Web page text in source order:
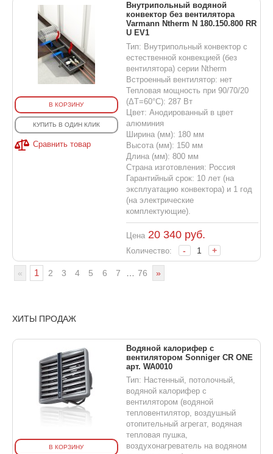
В КОРЗИНУ
КУПИТЬ В ОДИН КЛИК
Сравнить товар
Внутрипольный водяной
конвектор без вентилятора
Varmann Ntherm N 180.150.800 RR
U EV1
Тип: Внутрипольный конвектор с
естественной конвекцией (без
вентилятора) серии Ntherm
Встроенный вентилятор: нет
Тепловая мощность при 90/70/20
(ΔT=60°C): 287 Вт
Цвет: Анодированный в цвет
алюминия
Ширина (мм): 180 мм
Высота (мм): 150 мм
Длина (мм): 800 мм
Страна изготовления: Россия
Гарантийный срок: 10 лет (на
эксплуатацию конвектора) и 1 год
(на электрические
комплектующие).
Цена 20 340руб.
Количество: - +
« 1 2 3 4 5 6 7 … 76 »
ХИТЫ ПРОДАЖ
В КОРЗИНУ
Водяной калорифер с
вентилятором Sonniger CR ONE
арт. WA0010
Тип: Настенный, потолочный,
водяной калорифер с
вентилятором (водяной
тепловентилятор, воздушный
отопительный агрегат, водяная
тепловая пушка,
воздухонагреватель на водяном